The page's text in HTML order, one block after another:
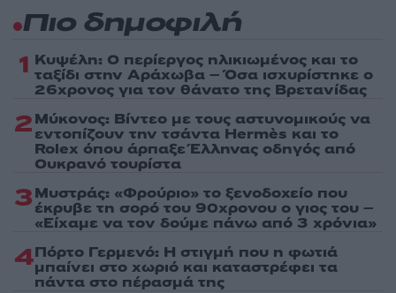
Πιο δημοφιλή
1 Κυψέλη: Ο περίεργος ηλικιωμένος και το
ταξίδι στην Αράχωβα – Όσα ισχυρίστηκε ο
26χρονος για τον θάνατο της Βρετανίδας
2Μύκονος: Βίντεο με τους αστυνομικούς να
εντοπίζουν την τσάντα Hermès και το
Rolex όπου άρπαξε Έλληνας οδηγός από
Ουκρανό τουρίστα
3Μυστράς: «Φρούριο» το ξενοδοχείο που
έκρυβε τη σορό του 90χρονου ο γιος του –
«Είχαμε να τον δούμε πάνω από 3 χρόνια»
4Πόρτο Γερμενό: Η στιγμή που η φωτιά
μπαίνει στο χωριό και καταστρέφει τα
πάντα στο πέρασμά της